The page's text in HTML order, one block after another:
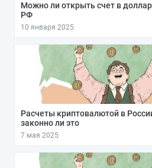
Можно ли открыть счет в
РФ
10 января 2025
Расчеты криптовалютой в
законно ли это
7 мая 2025